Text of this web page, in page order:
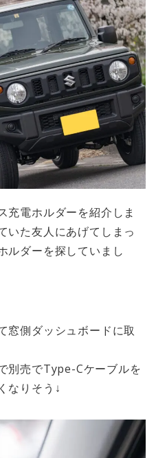
充電ホルダーを紹介しま
いた友人にあげてしまっ
ルダーを探していまし
窓側ダッシュボードに取
別売でType-Cケーブルを
なりそう↓